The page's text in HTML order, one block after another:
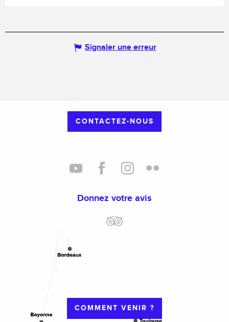
Signaler une erreur
CONTACTEZ-NOUS
Donnez votre avis
COMMENT VENIR ?